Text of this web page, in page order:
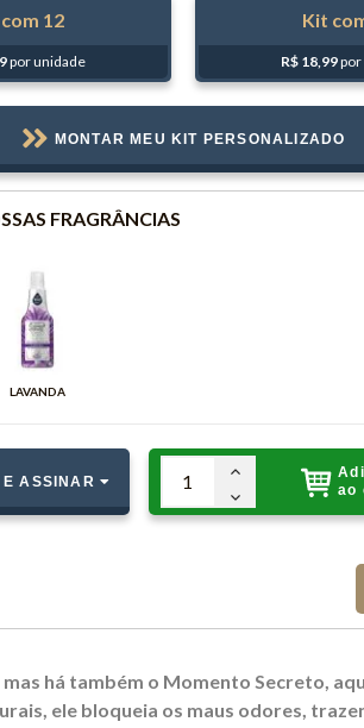
12
por unidade R$ 18,99por
MONTAR MEU KIT PERSONALIZADO
FRAGRÂNCIAS
LAVANDA
ASSINAR 1
ao
há também o Momento Secreto,
ele bloqueia os maus odores,